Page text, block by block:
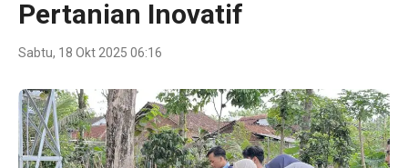
Pertanian Inovatif
Sabtu, 18 Okt 2025 06:16